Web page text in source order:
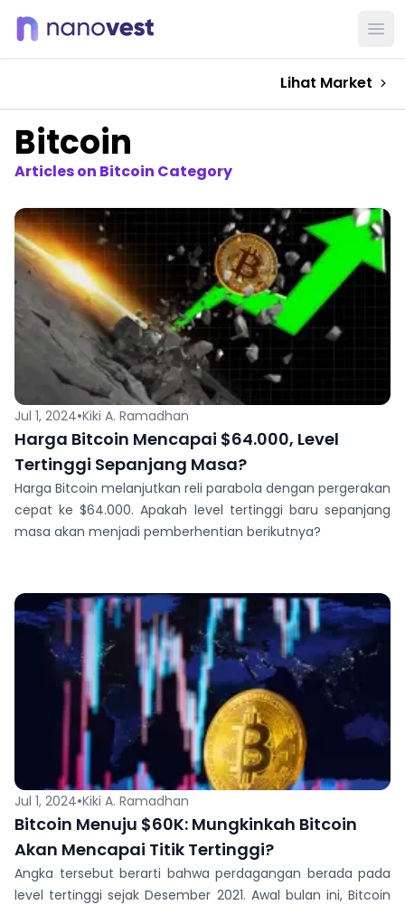
Lihat Market
Bitcoin
Articles on Bitcoin Category
Jul 1, 2024•Kiki A. Ramadhan
Harga Bitcoin Mencapai $64.000, Level
Tertinggi Sepanjang Masa?
Harga Bitcoin melanjutkan reli parabola dengan pergerakan
cepat ke $64.000. Apakah level tertinggi baru sepanjang
masa akan menjadi pemberhentian berikutnya?
Jul 1, 2024•Kiki A. Ramadhan
Bitcoin Menuju $60K: Mungkinkah Bitcoin
Akan Mencapai Titik Tertinggi?
Angka tersebut berarti bahwa perdagangan berada pada
level tertinggi sejak Desember 2021. Awal bulan ini, Bitcoin